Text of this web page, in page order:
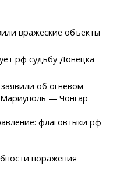
вражеские объекты
рф судьбу Донецка
об огневом
— Чонгар
флаговтыки рф
поражения